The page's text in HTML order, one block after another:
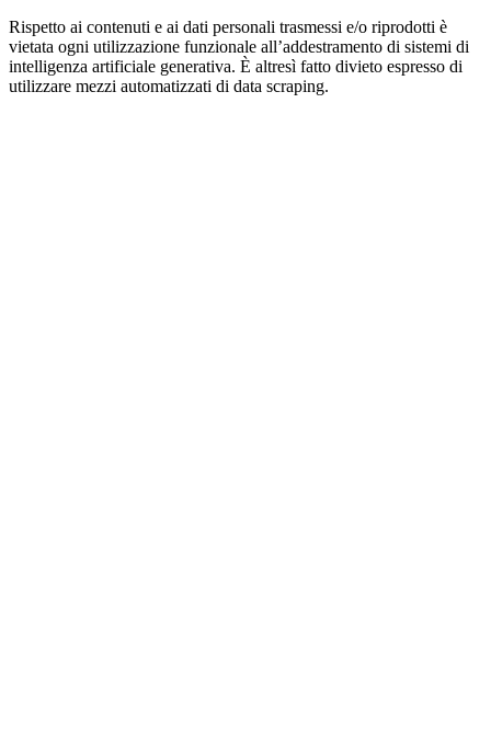
Rispetto ai contenuti e ai dati personali trasmessi e/o riprodotti è
vietata ogni utilizzazione funzionale all’addestramento di sistemi di
intelligenza artificiale generativa. È altresì fatto divieto espresso di
utilizzare mezzi automatizzati di data scraping.